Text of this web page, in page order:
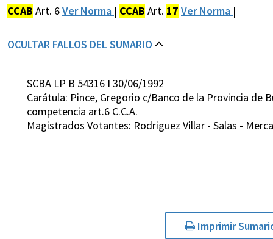
CCAB Art. 6Ver Norma | CCAB Art. 17 Ver Norma |
OCULTAR FALLOS DEL SUMARIO
SCBA LP B 54316 I 30/06/1992
Carátula: Pince, Gregorio c/Banco de la Provincia
competencia art.6 C.C.A.
Magistrados Votantes: Rodriguez Villar - Salas -
Imprimir